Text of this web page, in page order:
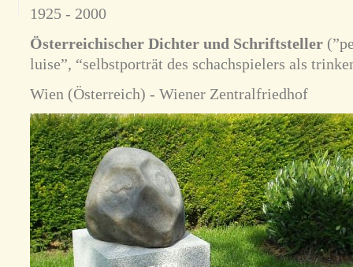
1925 - 2000
Österreichischer Dichter und Schriftsteller
luise”, “selbstporträt des schachspielers als
Wien (Österreich) - Wiener Zentralfriedhof